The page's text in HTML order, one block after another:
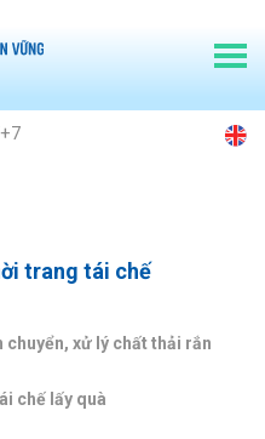
trang tái chế
chuyển, xử lý chất thải rắn
chế lấy quà